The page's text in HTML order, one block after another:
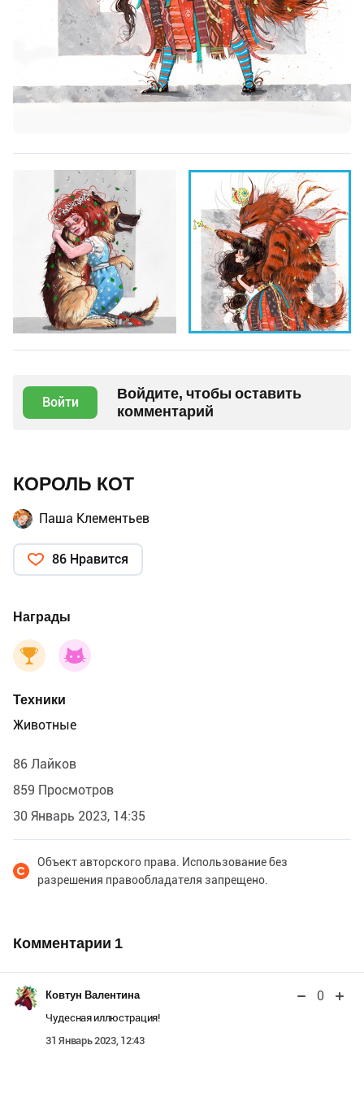
Войти
Войдите, чтобы оставить
комментарий
КОРОЛЬ КОТ
Паша Клементьев
86 Нравится
Награды
Техники
Животные
86 Лайков
859 Просмотров
30 Январь 2023, 14:35
Объект авторского права. Использование без
разрешения правообладателя запрещено.
Комментарии 1
Ковтун Валентина 0
Чудесная иллюстрация!
31 Январь 2023, 12:43